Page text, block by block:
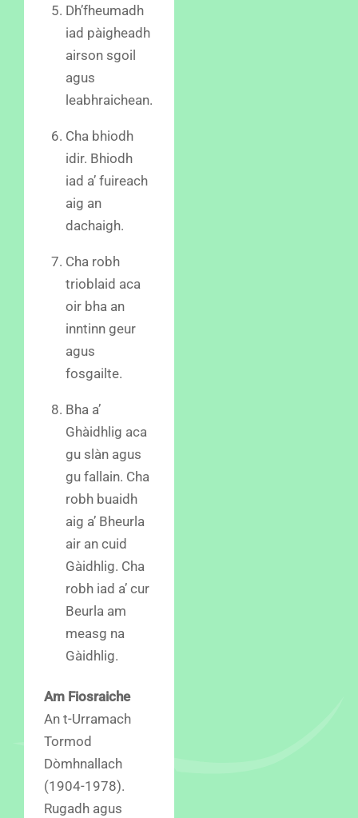
Dh’fheumadh
iad pàigheadh
airson sgoil
agus
leabhraichean.
Cha bhiodh
idir. Bhiodh
iad a’ fuireach
aig an
dachaigh.
Cha robh
trioblaid aca
oir bha an
inntinn geur
agus
fosgailte.
Bha a’
Ghàidhlig aca
gu slàn agus
gu fallain. Cha
robh buaidh
aig a’ Bheurla
air an cuid
Gàidhlig. Cha
robh iad a’ cur
Beurla am
measg na
Gàidhlig.
Am Fiosraiche
An t-Urramach
Tormod
Dòmhnallach
(1904-1978).
Rugadh agus